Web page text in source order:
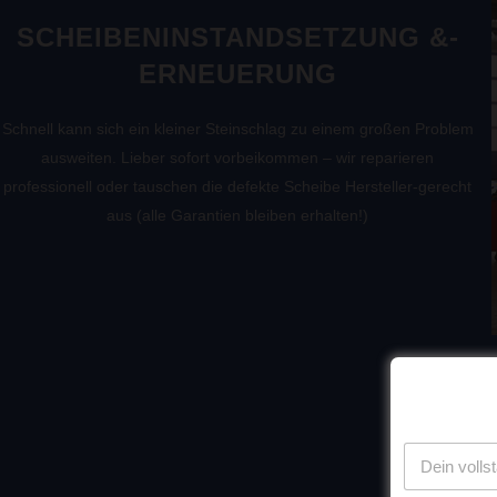
SCHEIBENINSTANDSETZUNG &-
ERNEUERUNG
Schnell kann sich ein kleiner Steinschlag zu einem großen Problem
ausweiten. Lieber sofort vorbeikommen – wir reparieren
professionell oder tauschen die defekte Scheibe Hersteller-gerecht
aus (alle Garantien bleiben erhalten!)